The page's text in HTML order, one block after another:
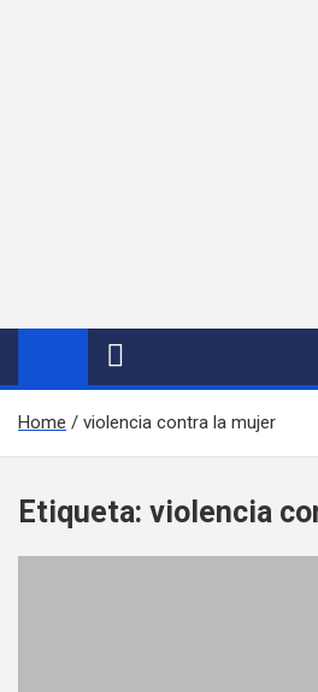
Home violencia contra la mujer
Etiqueta: violencia